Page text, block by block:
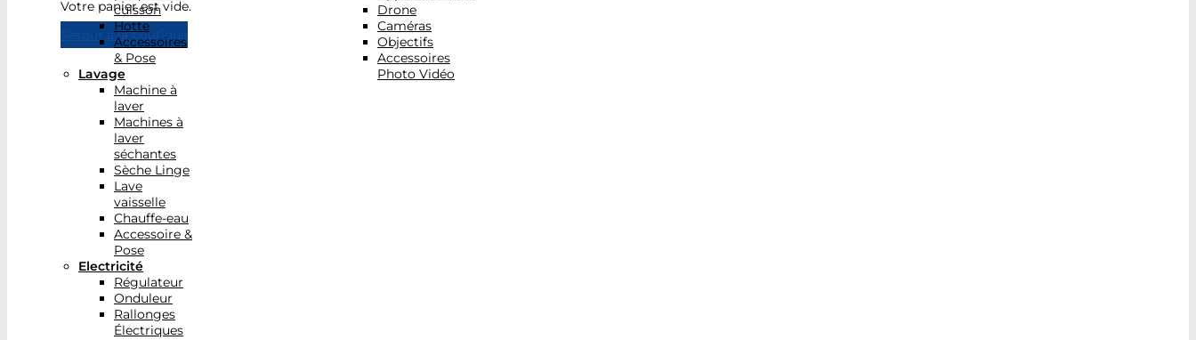
Votre panier est vide.
Retour à la boutique
cuisson
Hotte
Accessoires
& Pose
Lavage
Machine à
laver
Machines à
laver
séchantes
Sèche Linge
Lave
vaisselle
Chauffe-eau
Accessoire &
Pose
Electricité
Régulateur
Onduleur
Rallonges
Électriques
Drone
Caméras
Objectifs
Accessoires
Photo Vidéo